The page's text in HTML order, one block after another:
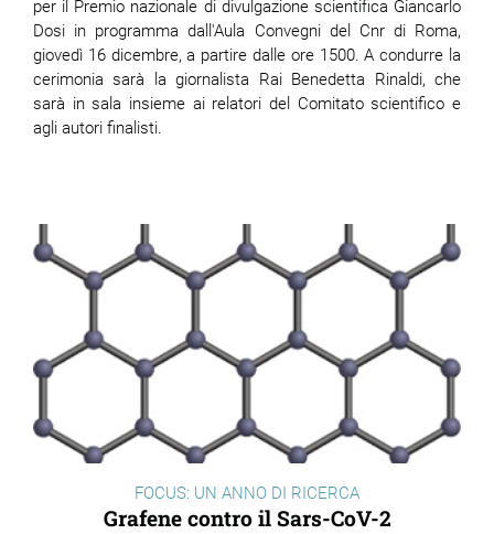
per il Premio nazionale di divulgazione scientifica Giancarlo
Dosi in programma dall'Aula Convegni del Cnr di Roma,
giovedì 16 dicembre, a partire dalle ore 1500. A condurre la
cerimonia sarà la giornalista Rai Benedetta Rinaldi, che
sarà in sala insieme ai relatori del Comitato scientifico e
agli autori finalisti.
FOCUS: UN ANNO DI RICERCA
Grafene contro il Sars-CoV-2